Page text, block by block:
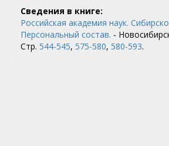
Сведения в книге:
Российская академия наук.
Персональный состав. -
Стр. 544-545, 575-580, 580-593.